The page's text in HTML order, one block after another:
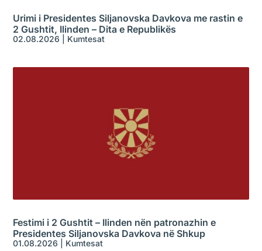
Urimi i Presidentes Siljanovska Davkova me rastin e
2 Gushtit, Ilinden – Dita e Republikës
02.08.2026 Kumtesat
Festimi i 2 Gushtit – Ilinden nën patronazhin e
Presidentes Siljanovska Davkova në Shkup
01.08.2026 Kumtesat